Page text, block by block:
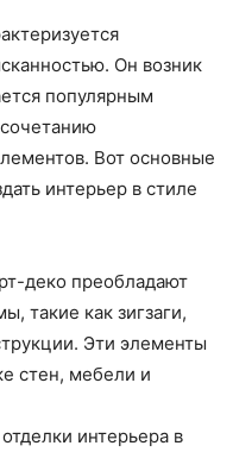
Он возник
популярным
Вот основные
интерьер в стиле
деко преобладают
такие как зигзаги,
Эти элементы
стен, мебели и
интерьера в